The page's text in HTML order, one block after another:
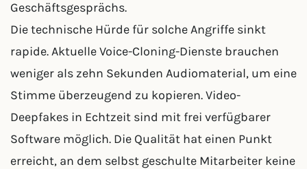
Geschäftsgesprächs.
Die technische Hürde für solche Angriffe sinkt
rapide. Aktuelle Voice-Cloning-Dienste brauchen
weniger als zehn Sekunden Audiomaterial, um eine
Stimme überzeugend zu kopieren. Video-
Deepfakes in Echtzeit sind mit frei verfügbarer
Software möglich. Die Qualität hat einen Punkt
erreicht, an dem selbst geschulte Mitarbeiter keine